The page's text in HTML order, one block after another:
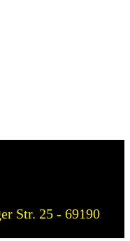
Str. 25 - 69190